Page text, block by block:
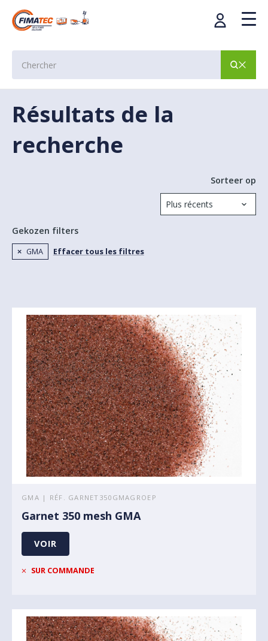
Résultats de la
recherche
Gekozen filters
GMA Effacer tous les filtres
Sorteer op
GMA | RÉF. GARNET350GMAGROEP
Garnet 350 mesh GMA
VOIR
SUR COMMANDE